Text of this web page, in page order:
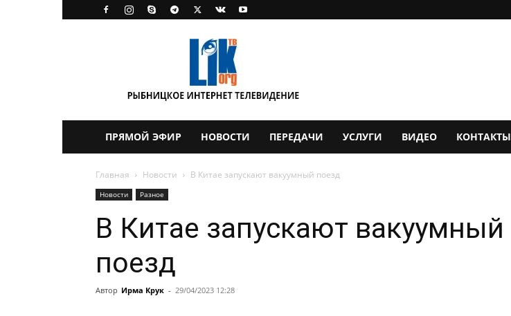
ПРЯМОЙ ЭФИР НОВОСТИ ПЕРЕДАЧИ УСЛУГИ ВИДЕО КОНТАКТЫ
Главная Новости В Китае запускают вакуумный поезд
Новости Разное
В Китае запускают вакуумный
поезд
Автор Ирма Крук - 29/04/2023 12:28